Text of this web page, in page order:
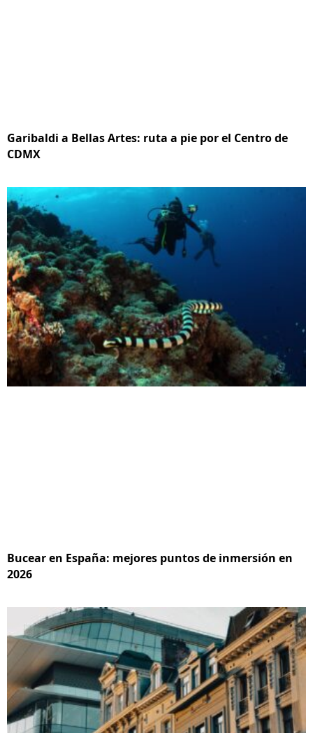
Garibaldi a Bellas Artes: ruta a pie por el Centro de
CDMX
Bucear en España: mejores puntos de inmersión en
2026